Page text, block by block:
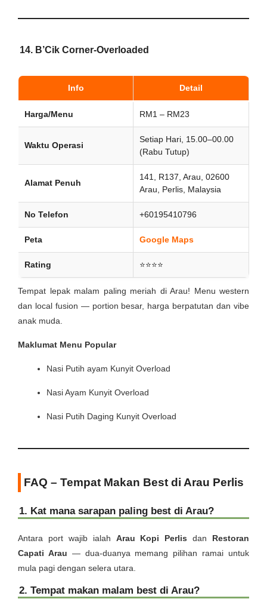
14. B’Cik Corner-Overloaded
Info Detail
Harga/Menu RM1 – RM23
Waktu Operasi
Setiap Hari, 15.00–00.00
(Rabu Tutup)
Alamat Penuh
141, R137, Arau, 02600
Arau, Perlis, Malaysia
No Telefon +60195410796
Peta Google Maps
Rating ⭐⭐⭐⭐
Tempat lepak malam paling meriah di Arau! Menu western
dan local fusion — portion besar, harga berpatutan dan vibe
anak muda.
Maklumat Menu Popular
Nasi Putih ayam Kunyit Overload
Nasi Ayam Kunyit Overload
Nasi Putih Daging Kunyit Overload
FAQ – Tempat Makan Best di Arau Perlis
1. Kat mana sarapan paling best di Arau?
Antara port wajib ialah Arau Kopi Perlis dan Restoran
Capati Arau — dua-duanya memang pilihan ramai untuk
mula pagi dengan selera utara.
2. Tempat makan malam best di Arau?